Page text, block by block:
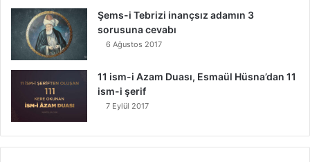
Şems-i Tebrizi inançsız adamın 3
sorusuna cevabı
6 Ağustos 2017
11 ism-i Azam Duası, Esmaül Hüsna’dan 11
ism-i şerif
7 Eylül 2017